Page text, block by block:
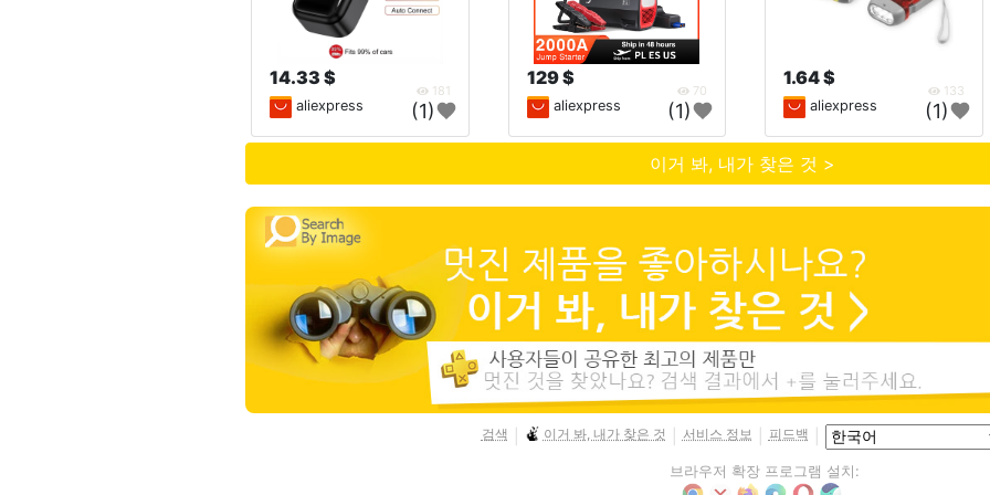
14.33 $
181
aliexpress (1)
129 $
70
aliexpress (1)
1.64 $
133
aliexpress (1)
이거 봐, 내가 찾은 것 >
검색 이거 봐, 내가 찾은 것 서비스 정보 피드백
브라우저 확장 프로그램 설치: